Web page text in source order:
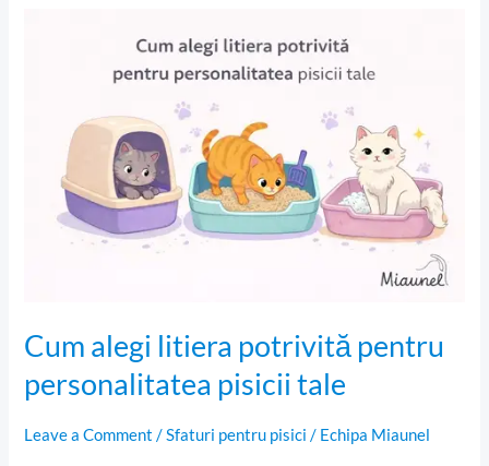
Cum alegi litiera potrivită pentru
personalitatea pisicii tale
Leave a Comment /Sfaturi pentru pisici / Echipa Miaunel
pentru
personalitatea
pisicii